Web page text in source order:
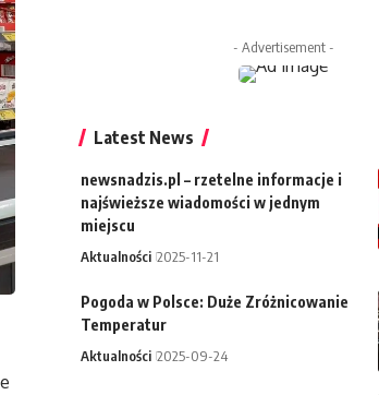
- Advertisement -
Latest News
newsnadzis.pl – rzetelne informacje i
najświeższe wiadomości w jednym
miejscu
Aktualności 2025-11-21
Pogoda w Polsce: Duże Zróżnicowanie
Temperatur
Aktualności 2025-09-24